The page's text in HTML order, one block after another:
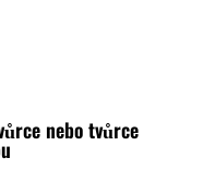
nebo tvůrce